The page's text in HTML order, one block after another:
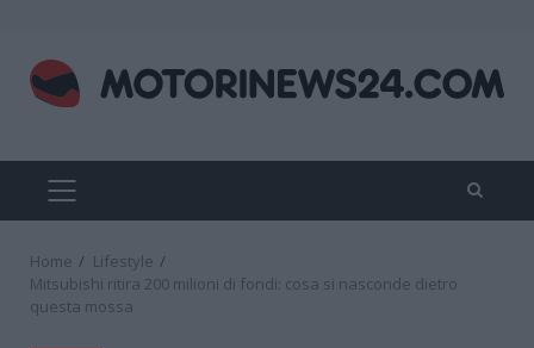
content
PRIMARY
MENU
Home
Lifestyle
Mitsubishi ritira 200 milioni di fondi: cosa si nasconde dietro
questa mossa